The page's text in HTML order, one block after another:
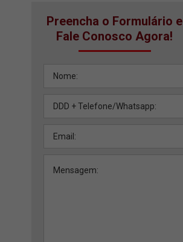
Preencha o Formulário e
Fale Conosco Agora!